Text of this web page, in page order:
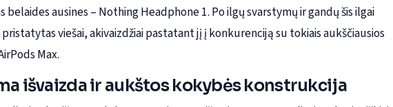
belaides ausines – Nothing Headphone 1. Po ilgų svarstymų ir gandų šis ilgai
viešai, akivaizdžiai pastatant jį į konkurenciją su tokiais aukščiausios
Max.
išvaizda ir aukštos kokybės konstrukcija